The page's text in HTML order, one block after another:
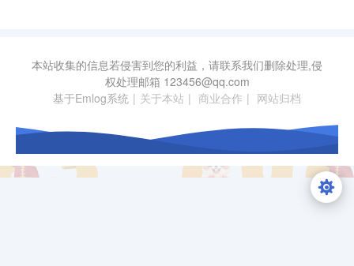
本站收集的信息若侵害到您的利益，请联系我们删除处理,侵
权处理邮箱 123456@qq.com
基于Emlog系统 | 关于本站 | 商业合作 | 网站归档